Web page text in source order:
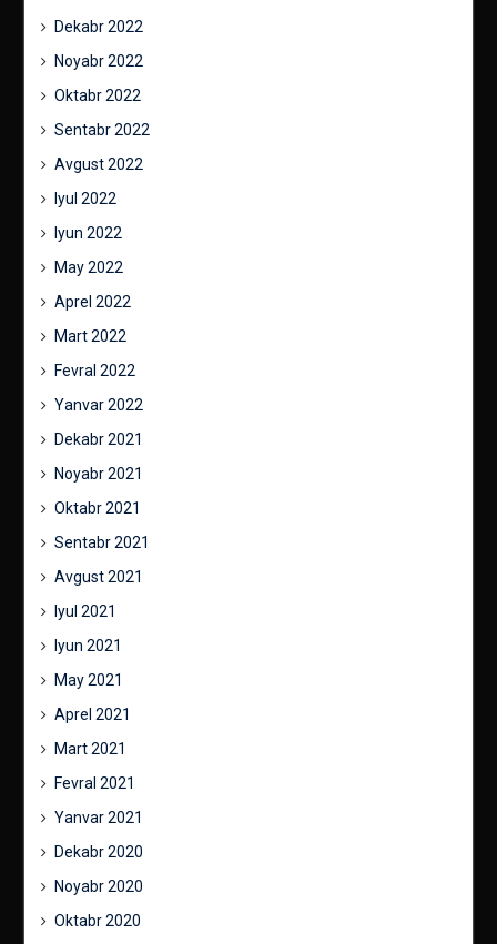
Dekabr 2022
Noyabr 2022
Oktabr 2022
Sentabr 2022
Avgust 2022
Iyul 2022
Iyun 2022
May 2022
Aprel 2022
Mart 2022
Fevral 2022
Yanvar 2022
Dekabr 2021
Noyabr 2021
Oktabr 2021
Sentabr 2021
Avgust 2021
Iyul 2021
Iyun 2021
May 2021
Aprel 2021
Mart 2021
Fevral 2021
Yanvar 2021
Dekabr 2020
Noyabr 2020
Oktabr 2020